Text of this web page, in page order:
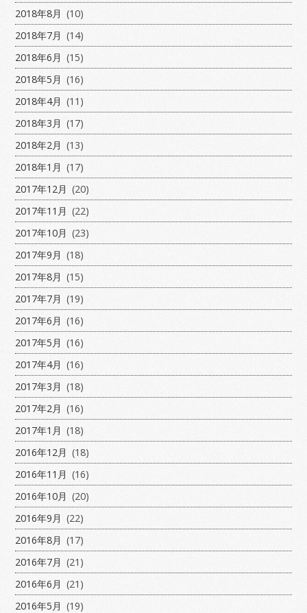
2018年8月 (10)
2018年7月 (14)
2018年6月 (15)
2018年5月 (16)
2018年4月 (11)
2018年3月 (17)
2018年2月 (13)
2018年1月 (17)
2017年12月 (20)
2017年11月 (22)
2017年10月 (23)
2017年9月 (18)
2017年8月 (15)
2017年7月 (19)
2017年6月 (16)
2017年5月 (16)
2017年4月 (16)
2017年3月 (18)
2017年2月 (16)
2017年1月 (18)
2016年12月 (18)
2016年11月 (16)
2016年10月 (20)
2016年9月 (22)
2016年8月 (17)
2016年7月 (21)
2016年6月 (21)
2016年5月 (19)